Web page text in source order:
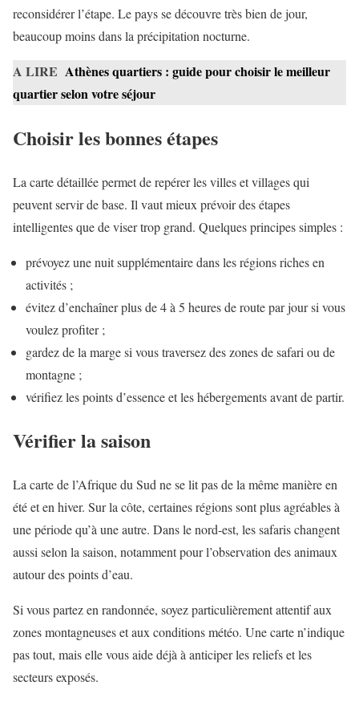
reconsidérer l’étape. Le pays se découvre très bien de jour,
beaucoup moins dans la précipitation nocturne.
A LIRE Athènes quartiers : guide pour choisir le meilleur
quartier selon votre séjour
Choisir les bonnes étapes
La carte détaillée permet de repérer les villes et villages qui
peuvent servir de base. Il vaut mieux prévoir des étapes
intelligentes que de viser trop grand. Quelques principes simples :
prévoyez une nuit supplémentaire dans les régions riches en
activités ;
évitez d’enchaîner plus de 4 à 5 heures de route par jour si vous
voulez profiter ;
gardez de la marge si vous traversez des zones de safari ou de
montagne ;
vérifiez les points d’essence et les hébergements avant de partir.
Vérifier la saison
La carte de l’Afrique du Sud ne se lit pas de la même manière en
été et en hiver. Sur la côte, certaines régions sont plus agréables à
une période qu’à une autre. Dans le nord-est, les safaris changent
aussi selon la saison, notamment pour l’observation des animaux
autour des points d’eau.
Si vous partez en randonnée, soyez particulièrement attentif aux
zones montagneuses et aux conditions météo. Une carte n’indique
pas tout, mais elle vous aide déjà à anticiper les reliefs et les
secteurs exposés.